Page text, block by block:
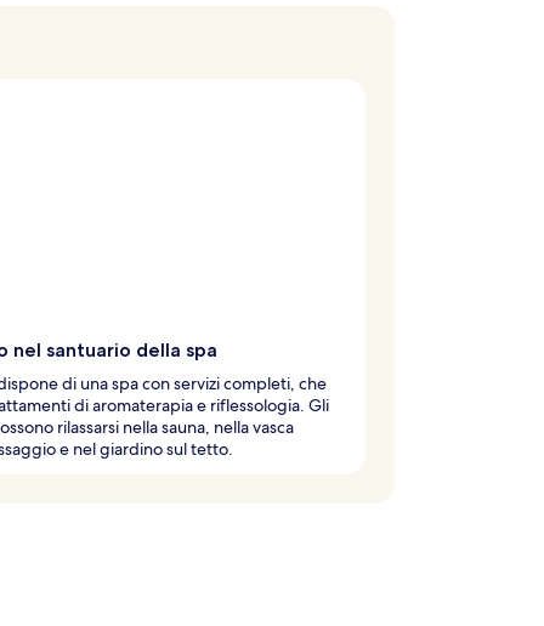
nel santuario della spa
di una spa con servizi completi, che
di aromaterapia e riflessologia. Gli
rilassarsi nella sauna, nella vasca
e nel giardino sul tetto.